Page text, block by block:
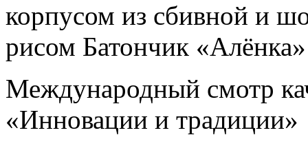
корпусом из сбивной и
рисом Батончик
Международный смотр
«Инновации и традиции»